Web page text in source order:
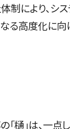
制により、シ
る高度化に向
樋」は、一点